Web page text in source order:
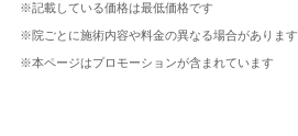
※記載している価格は最低価格です
※院ごとに施術内容や料金の異なる場合があります
※本ページはプロモーションが含まれています